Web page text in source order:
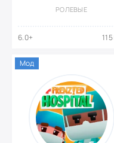
РОЛЕВЫЕ
6.0+
Мод